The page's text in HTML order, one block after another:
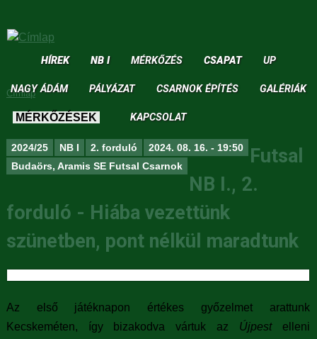
HÍREK
NB I MÉRKŐZÉS CSAPAT UP
NAGY ÁDÁM PÁLYÁZAT CSARNOK ÉPÍTÉS GALÉRIÁK
KAPCSOLAT
J
e
n
l
e
g
i
Címlap
MÉRKŐZÉSEK
2024/25 NB I 2. forduló
2024. 08. 16. - 19:50
Budaörs, Aramis SE Futsal Csarnok
Futsal
NB I., 2.
forduló - Hiába vezettünk
szünetben, pont nélkül maradtunk
Az első játéknapon értékes győzelmet arattunk
Kecskeméten, így bizakodva vártuk az Újpest elleni